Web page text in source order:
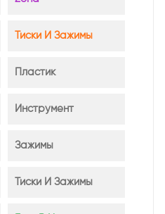
Тиски И Зажимы
Пластик
Инструмент
Зажимы
Тиски И Зажимы